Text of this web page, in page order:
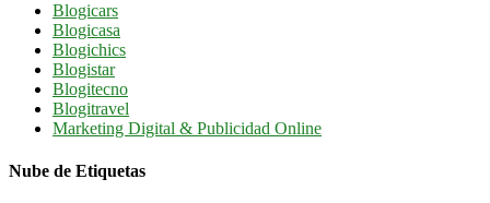
Blogicars
Blogicasa
Blogichics
Blogistar
Blogitecno
Blogitravel
Marketing Digital & Publicidad Online
Nube de Etiquetas